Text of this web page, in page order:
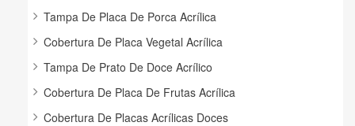
Tampa De Placa De Porca Acrílica
Cobertura De Placa Vegetal Acrílica
Tampa De Prato De Doce Acrílico
Cobertura De Placa De Frutas Acrílica
Cobertura De Placas Acrílicas Doces